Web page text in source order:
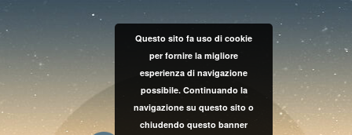
Questo sito fa uso di cookie
per fornire la migliore
esperienza di navigazione
possibile. Continuando la
navigazione su questo sito o
chiudendo questo banner